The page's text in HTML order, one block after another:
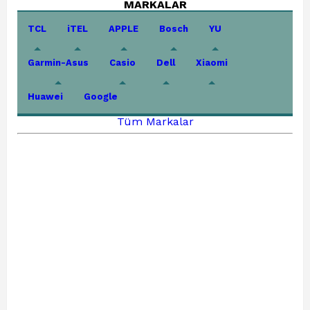
MARKALAR
TCL iTEL APPLE Bosch YU
Garmin-Asus Casio Dell Xiaomi
Huawei Google
Tüm Markalar